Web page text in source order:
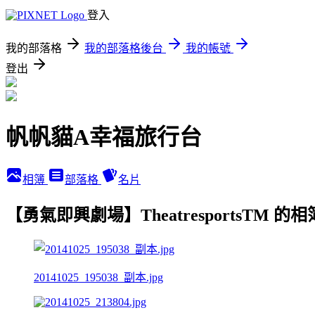
登入
我的部落格 我的部落格後台
我的帳號
登出
帆帆貓A幸福旅行台
相簿 部落格 名片
【勇氣即興劇場】TheatresportsTM 的相
20141025_195038_副本.jpg